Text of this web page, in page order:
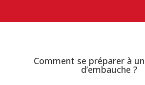
Comment se préparer à
d’embauche ?